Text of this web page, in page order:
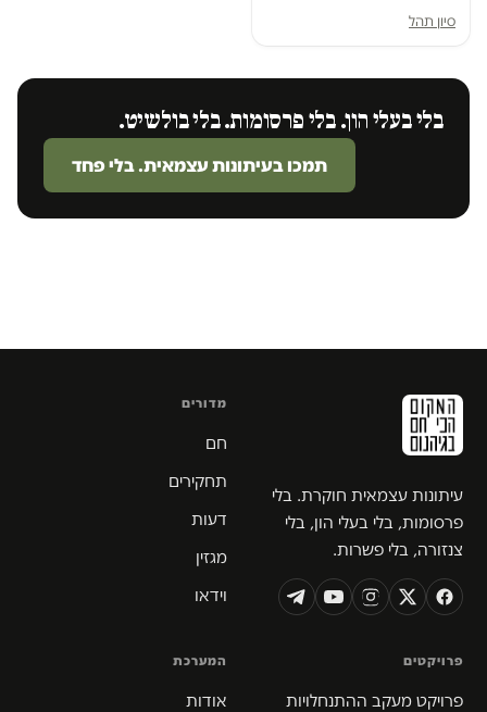
סיון תהל
בלי בעלי הון. בלי פרסומות. בלי בולשיט.
תמכו בעיתונות עצמאית. בלי פחד
עיתונות עצמאית חוקרת. בלי
פרסומות, בלי בעלי הון, בלי
צנזורה, בלי פשרות.
מדורים
חם
תחקירים
דעות
מגזין
וידאו
פרויקטים
פרויקט מעקב ההתנחלויות
המערכת
אודות